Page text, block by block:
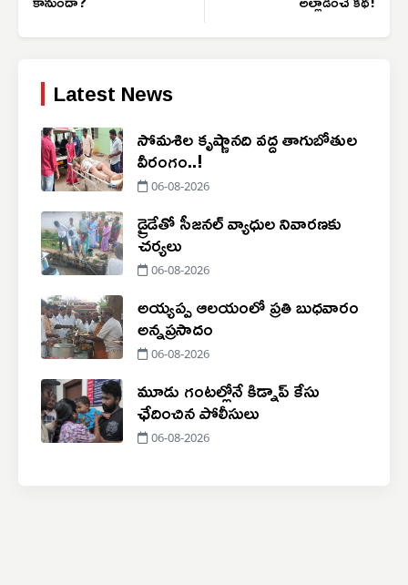
Latest News
సోమశిల కృష్ణానది వద్ద తాగుబోతుల
వీరంగం..!
06-08-2026
డ్రైడేతో సీజనల్ వ్యాధుల నివారణకు
చర్యలు
06-08-2026
అయ్యప్ప ఆలయంలో ప్రతి బుధవారం
అన్నప్రసాదం
06-08-2026
మూడు గంటల్లోనే కిడ్నాప్ కేసు
ఛేదించిన పోలీసులు
06-08-2026